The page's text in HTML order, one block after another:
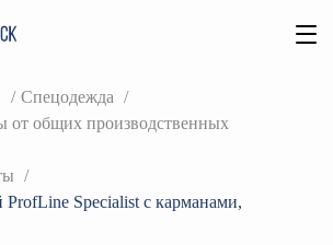
Спецодежда
от общих производственных
Specialist с карманами,